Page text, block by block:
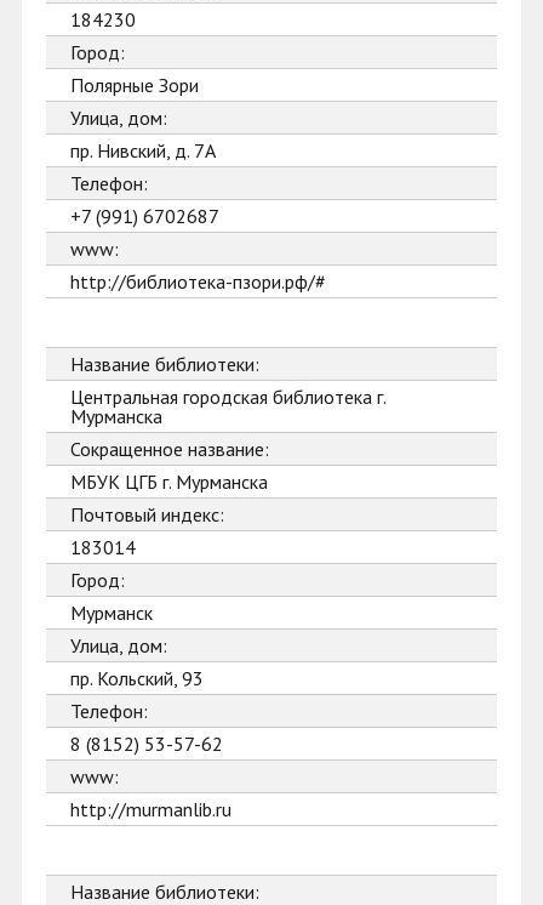
184230
Город:
Полярные Зори
Улица, дом:
пр. Нивский, д. 7А
Телефон:
+7 (991) 6702687
www:
http://библиотека-пзори.рф/#
Название библиотеки:
Центральная городская библиотека г.
Мурманска
Сокращенное название:
МБУК ЦГБ г. Мурманска
Почтовый индекс:
183014
Город:
Мурманск
Улица, дом:
пр. Кольский, 93
Телефон:
8 (8152) 53-57-62
www:
http://murmanlib.ru
Название библиотеки: